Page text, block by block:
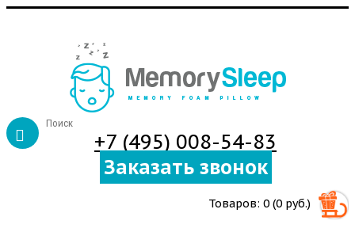
+7 (495) 008-54-83
Заказать звонок
Товаров: 0 (0 руб.)